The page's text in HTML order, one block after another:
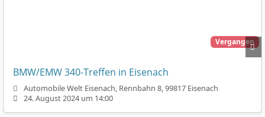
Vergangen
BMW/EMW 340-Treffen in Eisenach
Automobile Welt Eisenach, Rennbahn 8, 99817 Eisenach
24. August 2024 um 14:00